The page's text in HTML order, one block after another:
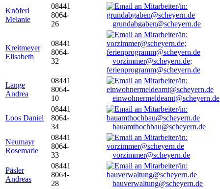
Knöferl
Melanie
08441
8064-
26
grundabgaben@scheyern.de
Kreitmeyer
Elisabeth
08441
8064-
32
vorzimmer@scheyern.de;
ferienprogramm@scheyern.de
Lange
Andrea
08441
8064-
10
einwohnermeldeamt@scheyern.de
Loos Daniel
08441
8064-
34
bauamthochbau@scheyern.de
Neumayr
Rosemarie
08441
8064-
33
vorzimmer@scheyern.de
Päsler
Andreas
08441
8064-
28
bauverwaltung@scheyern.de